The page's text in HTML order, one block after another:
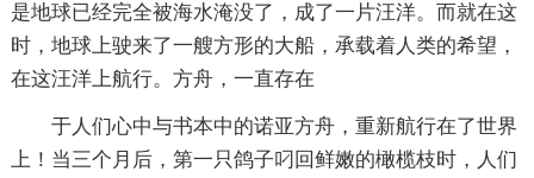
是地球已经完全被海水淹没了，成了一片汪洋。而就在这
时，地球上驶来了一艘方形的大船，承载着人类的希望，
在这汪洋上航行。方舟，一直存在
于人们心中与书本中的诺亚方舟，重新航行在了世界
上！当三个月后，第一只鸽子叼回鲜嫩的橄榄枝时，人们